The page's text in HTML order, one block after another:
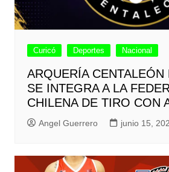
Curicó Deportes Nacional
ARQUERÍA CENTALEÓN
SE INTEGRA A LA
CHILENA DE TIRO CON
Angel Guerrero junio 15,